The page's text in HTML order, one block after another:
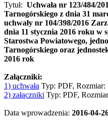
Tytuł: Uchwała nr 123/484/
Tarnogórskiego z dnia 31
uchwały nr 104/398/2016
dnia 11 stycznia 2016 roku w
Starostwa Powiatowego,
Tarnogórskiego oraz
2016 rok
Załączniki:
1) uchwała Typ: PDF,
2) załączniki Typ: PDF,
Data wprowadzenia: 2016-04-